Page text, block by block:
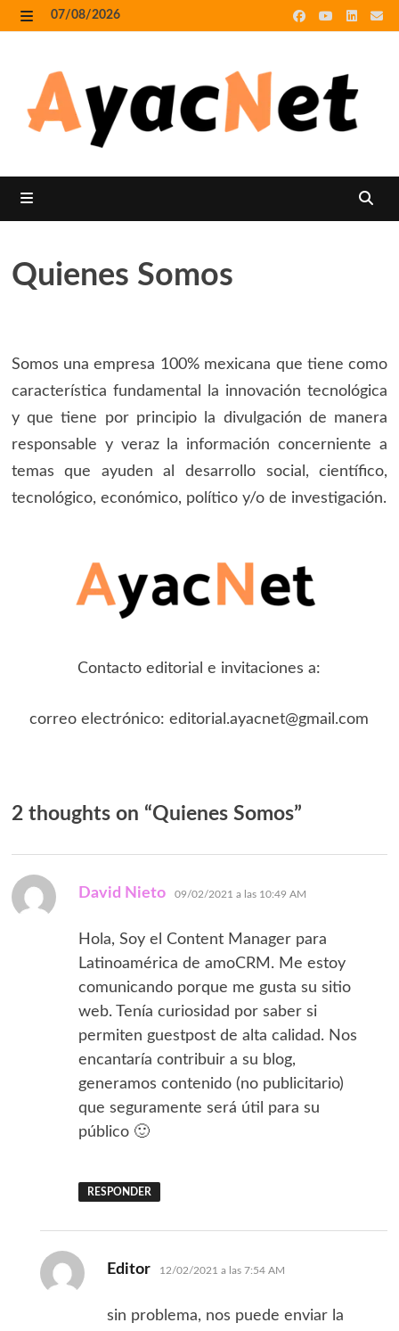
Skip
to
07/08/2026
Quienes Somos
Somos una empresa 100% mexicana que tiene como
característica fundamental la innovación tecnológica
y que tiene por principio la divulgación de manera
responsable y veraz la información concerniente a
temas que ayuden al desarrollo social, científico,
tecnológico, económico, político y/o de investigación.
Contacto editorial e invitaciones a:
correo electrónico: editorial.ayacnet@gmail.com
2 thoughts on “Quienes Somos”
David Nieto dice:
09/02/2021 a las 10:49 AM
Hola, Soy el Content Manager para
Latinoamérica de amoCRM. Me estoy
comunicando porque me gusta su sitio
web. Tenía curiosidad por saber si
permiten guestpost de alta calidad. Nos
encantaría contribuir a su blog,
generamos contenido (no publicitario)
que seguramente será útil para su
público 🙂
RESPONDER
Editor dice:
12/02/2021 a las 7:54 AM
sin problema, nos puede enviar la